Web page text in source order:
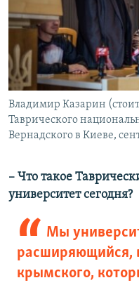
Владимир Казарин
Таврического
Вернадского в Киеве,
– Что такое
университет сегодня?
Мы
расширяющийся,
крымского,